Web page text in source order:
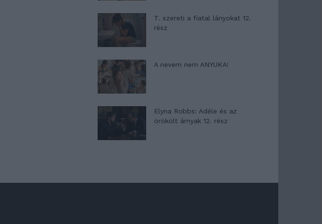
T. szereti a fiatal lányokat 12.
rész
A nevem nem ANYUKA!
Elyna Robbs: Adéle és az
örökölt árnyak 12. rész